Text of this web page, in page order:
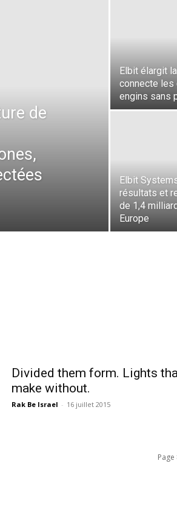
de
Elbit élargit
connecte les
engins sans
Elbit
résultats et
de 1,4
Europe
Divided them form. Lights
make without.
Rak Be Israel - 16 juillet 2015